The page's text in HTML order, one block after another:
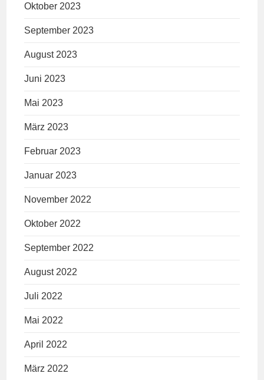
Oktober 2023
September 2023
August 2023
Juni 2023
Mai 2023
März 2023
Februar 2023
Januar 2023
November 2022
Oktober 2022
September 2022
August 2022
Juli 2022
Mai 2022
April 2022
März 2022